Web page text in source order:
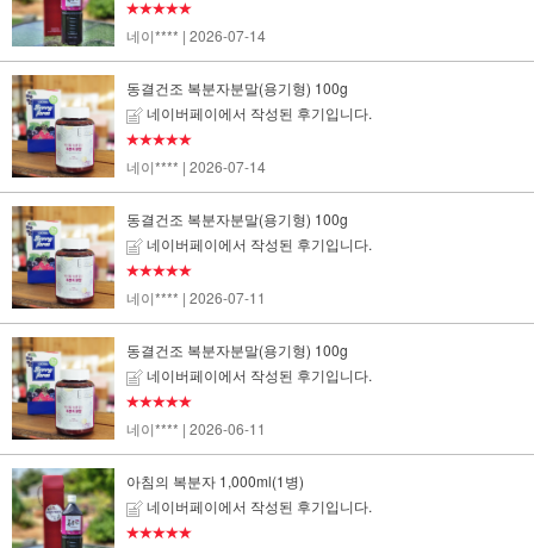
★★★★★
네이**** | 2026-07-14
동결건조 복분자분말(용기형) 100g
네이버페이에서 작성된 후기입니다.
★★★★★
네이**** | 2026-07-14
동결건조 복분자분말(용기형) 100g
네이버페이에서 작성된 후기입니다.
★★★★★
네이**** | 2026-07-11
동결건조 복분자분말(용기형) 100g
네이버페이에서 작성된 후기입니다.
★★★★★
네이**** | 2026-06-11
아침의 복분자 1,000ml(1병)
네이버페이에서 작성된 후기입니다.
★★★★★